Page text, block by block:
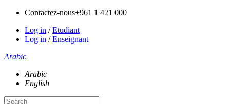
Contactez-nous+961 1 421 000
Log in /Etudiant
Log in /Enseignant
Arabic
Arabic
English